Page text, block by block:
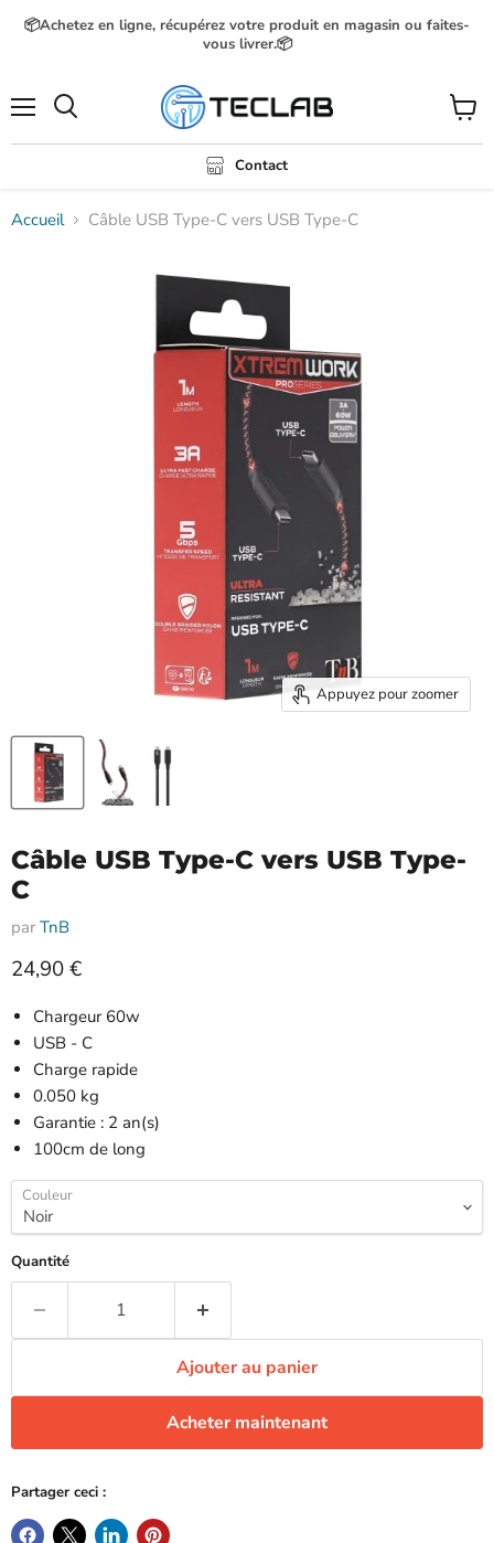
📦Achetez en ligne, récupérez votre produit en magasin ou faites-
vous livrer.📦
Contact
Voir
le
Accueil Câble USB Type-C vers USB Type-C
Appuyez pour zoomer
Câble USB Type-C vers USB Type-
C
par TnB
Prix actuel
24,90 €
Chargeur 60w
USB - C
Charge rapide
0.050 kg
Garantie : 2 an(s)
100cm de long
Couleur
Quantité
Ajouter au panier
Acheter maintenant
Partager ceci :